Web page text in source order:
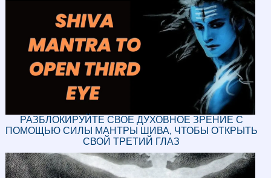
РАЗБЛОКИРУЙТЕ СВОЕ ДУХОВНОЕ ЗРЕНИЕ С
ПОМОЩЬЮ СИЛЫ МАНТРЫ ШИВА, ЧТОБЫ ОТКРЫТЬ
СВОЙ ТРЕТИЙ ГЛАЗ